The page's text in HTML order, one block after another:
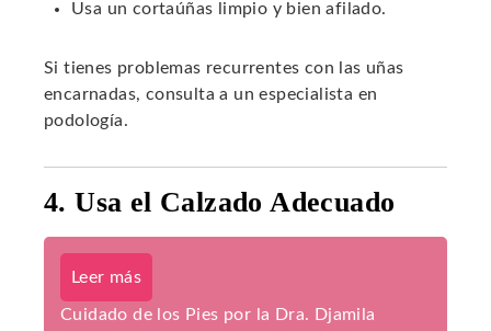
Usa un cortaúñas limpio y bien afilado.
Si tienes problemas recurrentes con las uñas
encarnadas, consulta a un especialista en
podología.
4. Usa el Calzado Adecuado
Leer más
Cuidado de los Pies por la Dra. Djamila